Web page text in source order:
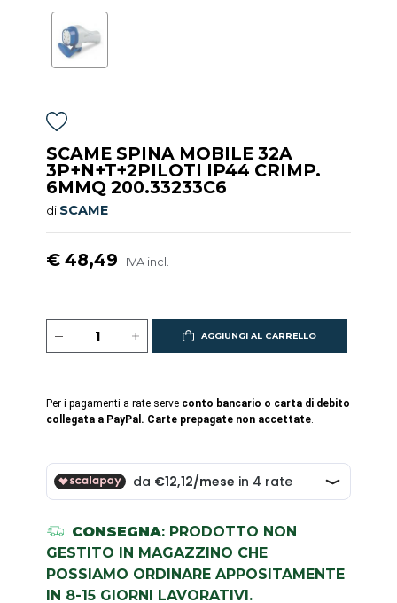
SCAME SPINA MOBILE 32A
3P+N+T+2PILOTI IP44 CRIMP.
6MMQ 200.33233C6
di SCAME
€ 48,49 IVA incl.
AGGIUNGI AL CARRELLO
Per i pagamenti a rate serve conto bancario o carta di debito
collegata a PayPal. Carte prepagate non accettate
CONSEGNA: PRODOTTO NON
GESTITO IN MAGAZZINO CHE
POSSIAMO ORDINARE APPOSITAMENTE
IN 8-15 GIORNI LAVORATIVI.